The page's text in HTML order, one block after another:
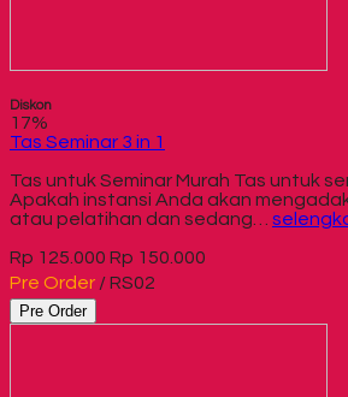
Diskon
17%
Tas Seminar 3 in 1
Tas untuk Seminar Murah Tas untuk
Apakah instansi Anda akan
atau pelatihan dan sedang…
Rp 125.000 Rp 150.000
Pre Order / RS02
Pre Order